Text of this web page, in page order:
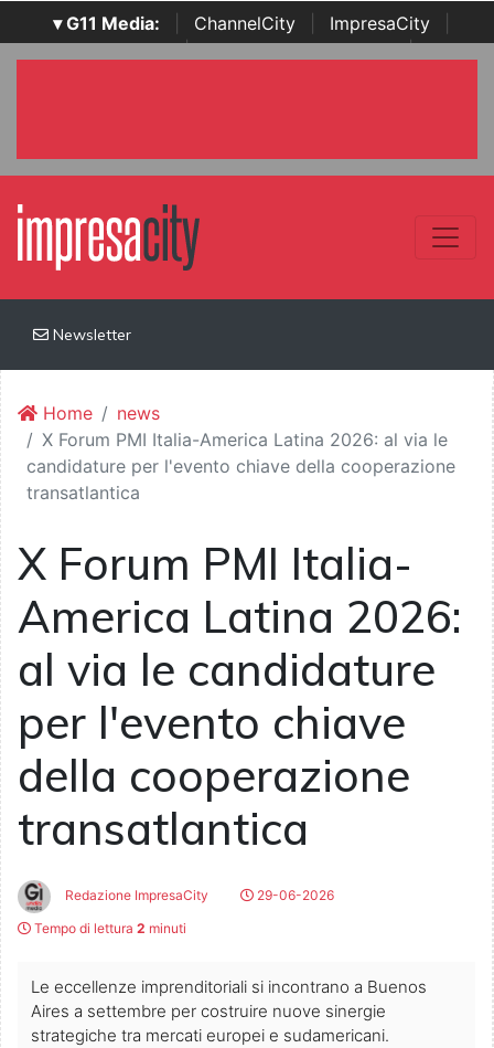
▾ G11 Media: ChannelCity ImpresaCity
SecurityOpenLab | Italian Channel Awards | Italian
Newsletter
Home
news
X Forum PMI Italia-America Latina 2026: al via le
candidature per l'evento chiave della cooperazione
transatlantica
X Forum PMI Italia-
America Latina 2026:
al via le candidature
per l'evento chiave
della cooperazione
transatlantica
Redazione ImpresaCity
29-06-2026
Tempo di lettura 2 minuti
Le eccellenze imprenditoriali si incontrano a Buenos
Aires a settembre per costruire nuove sinergie
strategiche tra mercati europei e sudamericani.